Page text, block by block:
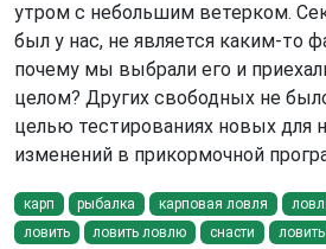
утром с небольшим ветерком.
был у нас, не является каким-то
почему мы выбрали его и
целом? Других свободных не
целью тестированиях новых для
изменений в прикормочной
карп рыбалка карповая ловля
ловить
ловить ловлю снасти